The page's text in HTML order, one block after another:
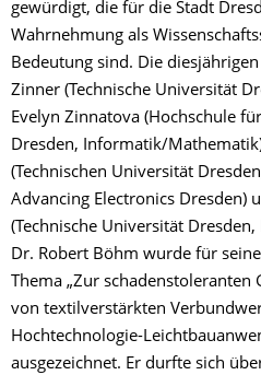
gewürdigt, die für die Stadt
Wahrnehmung als
Bedeutung sind. Die
Zinner (Technische Universität
Evelyn Zinnatova (Hochschule
Dresden, Informatik/
(Technischen Universität
Advancing Electronics Dresden)
(Technische Universität
Dr. Robert Böhm wurde für
Thema „Zur schadenstoleranten
von textilverstärkten
Hochtechnologie-
ausgezeichnet. Er durfte sich